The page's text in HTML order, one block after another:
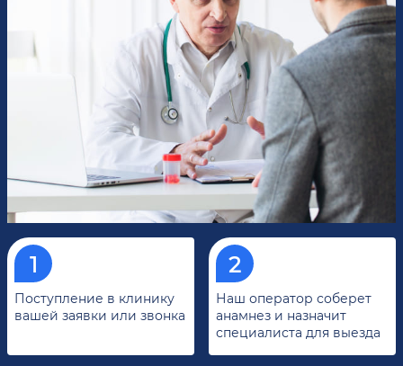
Поступление в клинику
вашей заявки или звонка
Наш оператор соберет
анамнез и назначит
специалиста для выезда